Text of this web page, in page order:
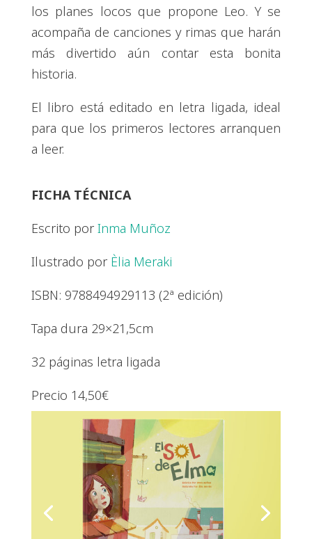
los planes locos que propone Leo. Y se
acompaña de canciones y rimas que harán
más divertido aún contar esta bonita
historia.
El libro está editado en letra ligada, ideal
para que los primeros lectores arranquen
a leer.
FICHA TÉCNICA
Escrito por Inma Muñoz
Ilustrado por Èlia Meraki
ISBN: 9788494929113 (2ª edición)
Tapa dura 29×21,5cm
32 páginas letra ligada
Precio 14,50€